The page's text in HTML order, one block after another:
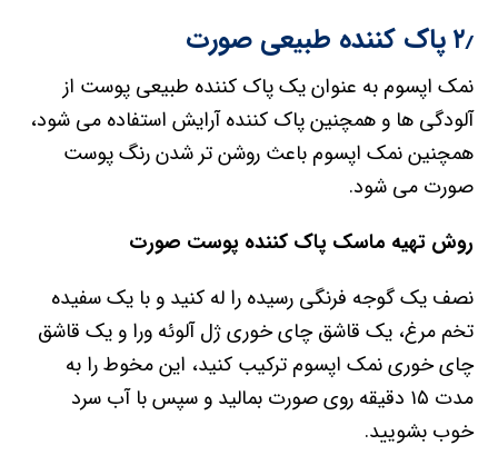
۲٫ پاک کننده طبیعی صورت
نمک اپسوم به عنوان یک پاک کننده طبیعی پوست از
آلودگی ها و همچنین پاک کننده آرایش استفاده می شود،
همچنین نمک اپسوم باعث روشن تر شدن رنگ پوست
صورت می شود.
روش تهیه ماسک پاک کننده پوست صورت
نصف یک گوجه فرنگی رسیده را له کنید و با یک سفیده
تخم مرغ، یک قاشق چای خوری ژل آلوئه ورا و یک قاشق
چای خوری نمک اپسوم ترکیب کنید، این مخوط را به
مدت ۱۵ دقیقه روی صورت بمالید و سپس با آب سرد
خوب بشویید.